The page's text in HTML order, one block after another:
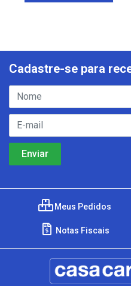
Cadastre-se para
Meus Pedidos
Notas Fiscais